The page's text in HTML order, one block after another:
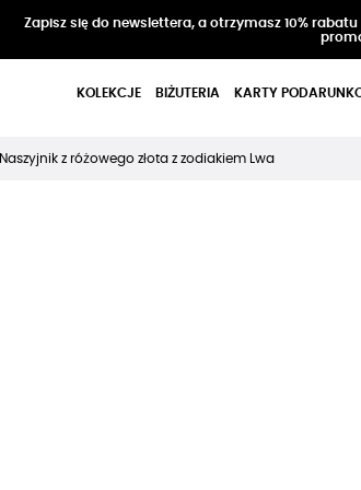
Zapisz się do newslettera, a otrzymasz 10%
KOLEKCJE BIŻUTERIA KARTY
Naszyjnik z różowego złota z zodiakiem Lwa